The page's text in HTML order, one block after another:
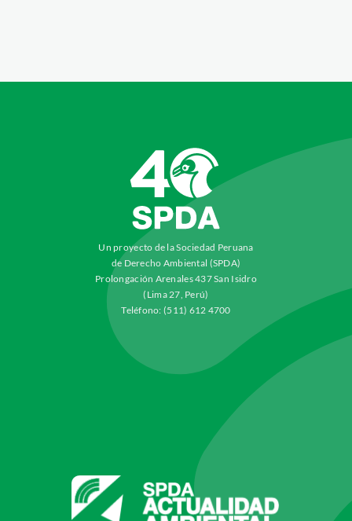
Un proyecto de la Sociedad Peruana
de Derecho Ambiental (SPDA)
Prolongación Arenales 437 San Isidro
(Lima 27, Perú)
Teléfono: (511) 612 4700